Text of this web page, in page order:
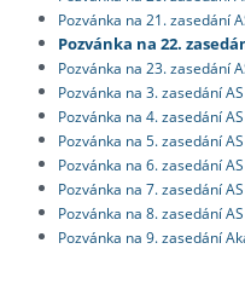
Pozvánka na 21. zasedání
Pozvánka na 22.
Pozvánka na 23. zasedání
Pozvánka na 3. zasedání
Pozvánka na 4. zasedání
Pozvánka na 5. zasedání
Pozvánka na 6. zasedání
Pozvánka na 7. zasedání
Pozvánka na 8. zasedání
Pozvánka na 9. zasedání